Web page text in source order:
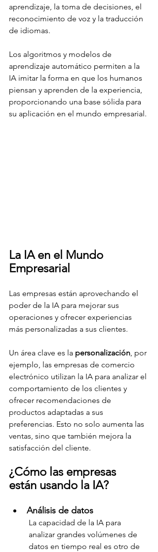
aprendizaje, la toma de decisiones, el
reconocimiento de voz y la traducción
de idiomas.
Los algoritmos y modelos de
aprendizaje automático permiten a la
IA imitar la forma en que los humanos
piensan y aprenden de la experiencia,
proporcionando una base sólida para
su aplicación en el mundo empresarial.
La IA en el Mundo
Empresarial
Las empresas están aprovechando el
poder de la IA para mejorar sus
operaciones y ofrecer experiencias
más personalizadas a sus clientes.
Un área clave es la personalización, por
ejemplo, las empresas de comercio
electrónico utilizan la IA para analizar el
comportamiento de los clientes y
ofrecer recomendaciones de
productos adaptadas a sus
preferencias. Esto no solo aumenta las
ventas, sino que también mejora la
satisfacción del cliente.
¿Cómo las empresas
están usando la IA?
Análisis de datos
La capacidad de la IA para
analizar grandes volúmenes de
datos en tiempo real es otro de